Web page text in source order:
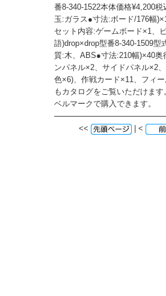
番8-340-1522本体価格¥4,200
玉:ガラス●寸法:ボード/176幅
セット内容:ゲームボード×1、
語)drop×drop型番8-340-1509
質:木、ABS●寸法:210幅)×40
ンパネル×2、サイドパネル×2
色×6)、作戦カード×11、フィ
もカタログをご覧いただけま
ベルマークで購入できます。
<< | <